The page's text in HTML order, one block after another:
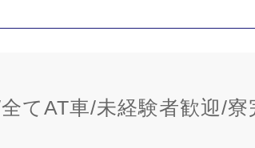
てAT車/未経験者歓迎/